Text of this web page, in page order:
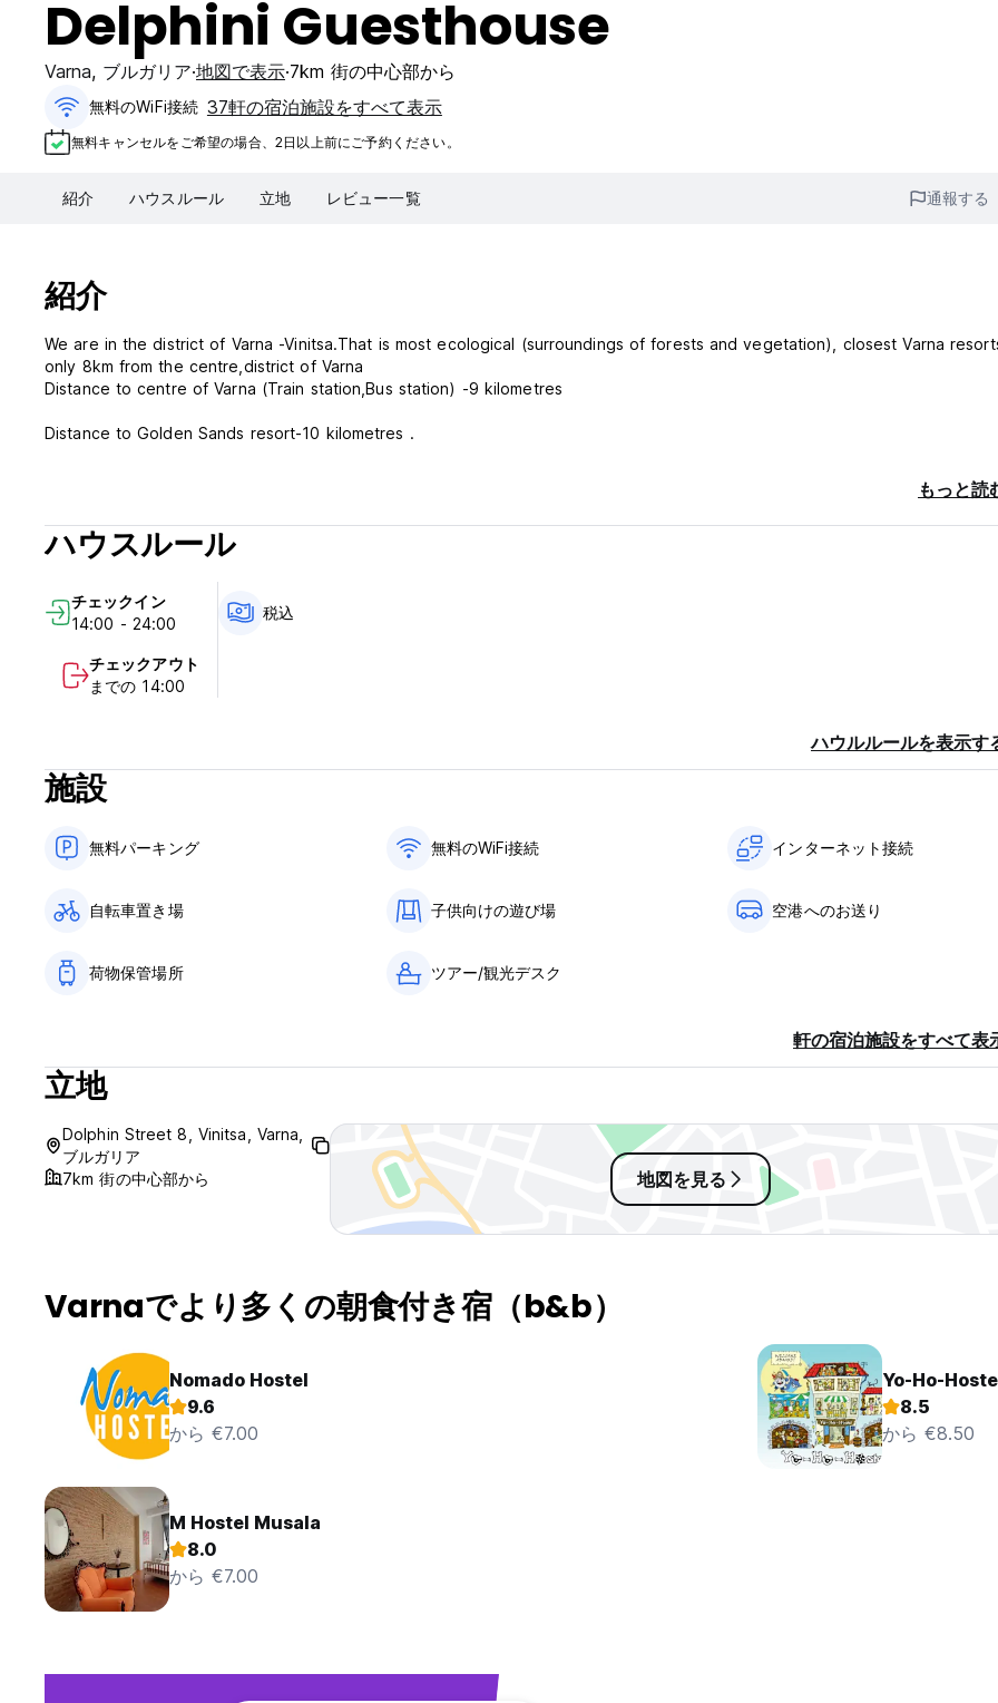
Delphini Guesthouse
Varna, ブルガリア 地図で表示 7km 街の中心部から
無料のWiFi接続 37軒の宿泊施設をすべて表示
無料キャンセルをご希望の場合、2日以上前にご予約ください。
紹介 ハウスルール 立地 レビュー一覧 通報する
紹介
We are in the district of Varna -Vinitsa.That is most ecological (surroundings of forests and vegetation), closest Varna
only 8km from the centre,district of Varna
Distance to centre of Varna (Train station,Bus station) -9 kilometres
Distance to Golden Sands resort-10 kilometres .
もっと読
ハウスルール
チェックイン
14:00 - 24:00
チェックアウト
までの 14:00
税込
ハウルルールを表示す
施設
無料パーキング 無料のWiFi接続 インターネット接続
自転車置き場 子供向けの遊び場 空港へのお送り
荷物保管場所 ツアー/観光デスク
軒の宿泊施設をすべて表
立地
Dolphin Street 8, Vinitsa, Varna,
ブルガリア
7km 街の中心部から
地図を見る
Varnaでより多くの朝食付き宿（b&b）
Nomado Hostel
9.6
から €7.00
Yo-Ho-
8.5
から €8.50
M Hostel Musala
8.0
から €7.00